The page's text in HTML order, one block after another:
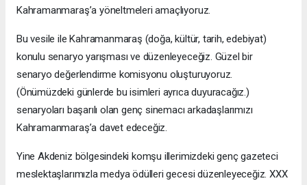
Kahramanmaraş’a yöneltmeleri amaçlıyoruz.
Bu vesile ile Kahramanmaraş (doğa, kültür, tarih, edebiyat)
konulu senaryo yarışması ve düzenleyeceğiz. Güzel bir
senaryo değerlendirme komisyonu oluşturuyoruz.
(Önümüzdeki günlerde bu isimleri ayrıca duyuracağız.)
senaryoları başarılı olan genç sinemacı arkadaşlarımızı
Kahramanmaraş’a davet edeceğiz.
Yine Akdeniz bölgesindeki komşu illerimizdeki genç gazeteci
meslektaşlarımızla medya ödülleri gecesi düzenleyeceğiz. XXX